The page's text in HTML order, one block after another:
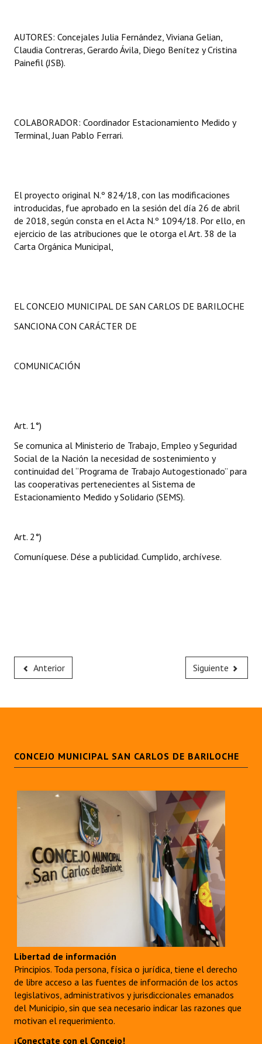
AUTORES: Concejales Julia Fernández, Viviana Gelian,
Claudia Contreras, Gerardo Ávila, Diego Benítez y Cristina
Painefil (JSB).
COLABORADOR: Coordinador Estacionamiento Medido y
Terminal, Juan Pablo Ferrari.
El proyecto original N.º 824/18, con las modificaciones
introducidas, fue aprobado en la sesión del día 26 de abril
de 2018, según consta en el Acta N.º 1094/18. Por ello, en
ejercicio de las atribuciones que le otorga el Art. 38 de la
Carta Orgánica Municipal,
EL CONCEJO MUNICIPAL DE SAN CARLOS DE BARILOCHE
SANCIONA CON CARÁCTER DE
COMUNICACIÓN
Art. 1°)
Se comunica al Ministerio de Trabajo, Empleo y Seguridad
Social de la Nación la necesidad de sostenimiento y
continuidad del “Programa de Trabajo Autogestionado” para
las cooperativas pertenecientes al Sistema de
Estacionamiento Medido y Solidario (SEMS).
Art. 2°)
Comuníquese. Dése a publicidad. Cumplido, archívese.
Anterior Siguiente
CONCEJO MUNICIPAL SAN CARLOS DE BARILOCHE
Libertad de información
Principios. Toda persona, física o jurídica, tiene el derecho
de libre acceso a las fuentes de información de los actos
legislativos, administrativos y jurisdiccionales emanados
del Municipio, sin que sea necesario indicar las razones que
motivan el requerimiento.
¡Conectate con el Concejo!